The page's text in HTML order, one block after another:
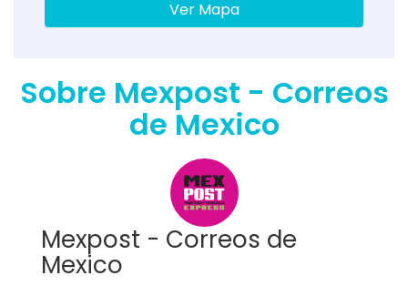
Ver Mapa
Sobre Mexpost - Correos
de Mexico
Mexpost - Correos de
Mexico